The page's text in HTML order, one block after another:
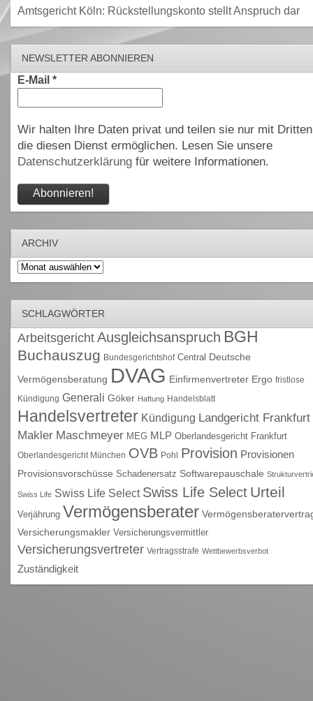
Amtsgericht Köln: Rückstellungskonto stellt Anspruch dar
NEWSLETTER ABONNIEREN
E-Mail *
Wir halten Ihre Daten privat und teilen sie nur mit
die diesen Dienst ermöglichen. Lesen Sie unsere
Datenschutzerklärungfür weitere Informationen.
ARCHIV
Archiv
SCHLAGWÖRTER
Arbeitsgericht Ausgleichsanspruch BGH
Buchauszug Bundesgerichtshof Central Deutsche
Vermögensberatung DVAG Einfirmenvertreter Ergo fristlose
Kündigung Generali Göker Haftung Handelsblatt
Handelsvertreter Kündigung Landgericht Frankfurt
Makler Maschmeyer MEG MLP Oberlandesgericht Frankfurt
Oberlandesgericht München OVB Pohl Provision Provisionen
Provisionsvorschüsse Schadenersatz Softwarepauschale
Swiss Life Swiss Life Select Swiss Life Select Urteil
Verjährung Vermögensberater
Versicherungsmakler Versicherungsvermittler
Versicherungsvertreter Vertragsstrafe Wettbewerbsverbot
Zuständigkeit